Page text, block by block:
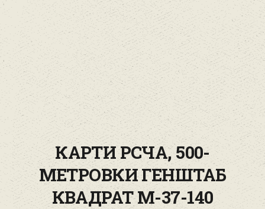
КАРТИ РСЧА, 500-
МЕТРОВКИ ГЕНШТАБ
КВАДРАТ M-37-140